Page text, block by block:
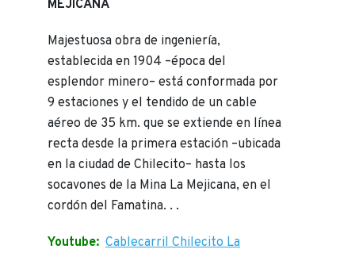
MEJICANA
Majestuosa obra de ingeniería,
establecida en 1904 –época del
esplendor minero– está conformada por
9 estaciones y el tendido de un cable
aéreo de 35 km. que se extiende en línea
recta desde la primera estación –ubicada
en la ciudad de Chilecito– hasta los
socavones de la Mina La Mejicana, en el
cordón del Famatina. . .
Youtube: Cablecarril Chilecito La